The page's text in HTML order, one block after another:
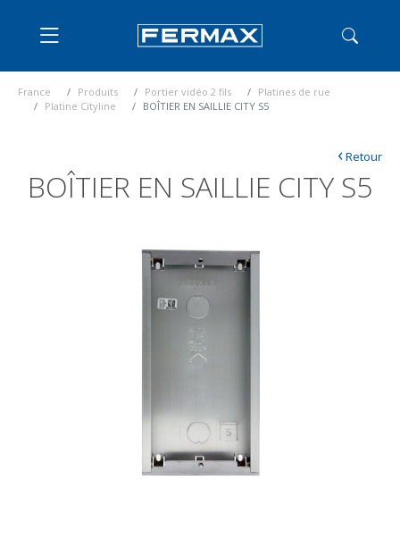
France Produits Portier vidéo 2 fils
Platines de rue
Platine Cityline
BOÎTIER EN SAILLIE CITY S5
BOÎTIER EN SAILLIE CITY S5
‹Retour